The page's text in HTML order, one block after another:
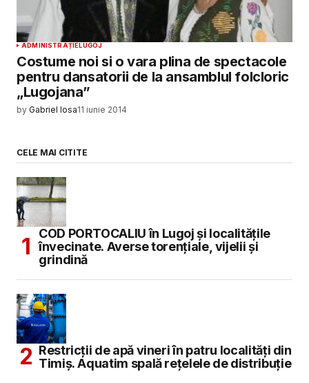
ADMINISTRAȚIELUGOJ
Costume noi si o vara plina de spectacole
pentru dansatorii de la ansamblul folcloric
„Lugojana”
by Gabriel Iosa11 iunie 2014
CELE MAI CITITE
COD PORTOCALIU în Lugoj și localitățile
învecinate. Averse torențiale, vijelii și
grindină
Restricții de apă vineri în patru localități din
Timiș. Aquatim spală rețelele de distribuție